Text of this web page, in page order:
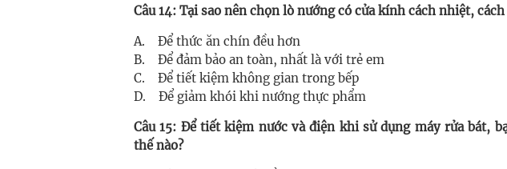
Câu 14: Tại sao nên chọn lò nướng có cửa kính cách nhiệt,
A. Để thức ăn chín đều hơn
B. Để đảm bảo an toàn, nhất là với trẻ em
C. Để tiết kiệm không gian trong bếp
D. Để giảm khói khi nướng thực phẩm
Câu 15: Để tiết kiệm nước và điện khi sử dụng máy rửa bát,
thế nào?